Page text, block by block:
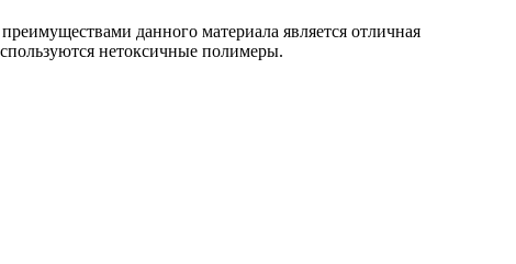
данного материала является отличная
нетоксичные полимеры.